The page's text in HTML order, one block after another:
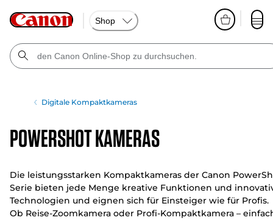
Shop
Digitale Kompaktkameras
PowerShot Kameras
Die leistungsstarken Kompaktkameras der Canon
Serie bieten jede Menge kreative Funktionen und
Technologien und eignen sich für Einsteiger wie für Profis.
Ob Reise-Zoomkamera oder Profi-Kompaktkamera –